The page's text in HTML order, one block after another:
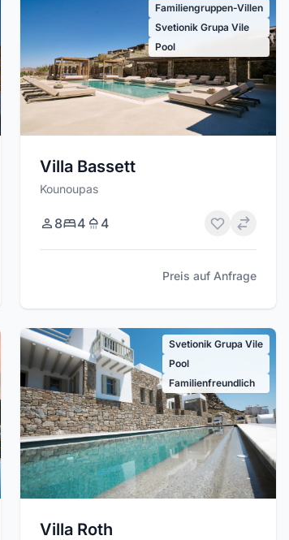
Familiengruppen-Villen
Svetionik Grupa Vile
Pool
Villa Bassett
Kounoupas
8 4 4
Preis auf Anfrage
Svetionik Grupa Vile
Pool
Familienfreundlich
Villa Roth